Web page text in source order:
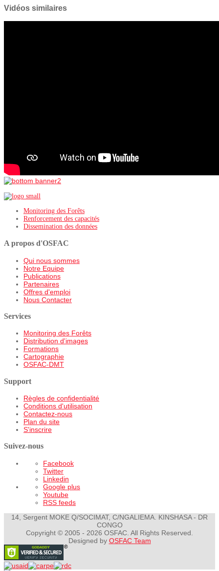
Vidéos similaires
Monitoring des Forêts
Renforcement des capacités
Dissemination des données
A propos d'OSFAC
Qui nous sommes
Notre Equipe
Publications
Partenaires
Offres d'emploi
Nous Contacter
Services
Monitoring des Forêts
Distribution d'images
Formations
Cartographie
OSFAC-DMT
Support
Règles de confidentialité
Conditions d'utilisation
Contactez-nous
Plan du site
S'inscrire
Suivez-nous
Facebook
Twitter
Linkedin
Google plus
Youtube
RSS feeds
14, Sergent MOKE Q/SOCIMAT, C/NGALIEMA. KINSHASA - DR
CONGO
Copyright © 2005 - 2026 OSFAC. All Rights Reserved.
Designed by OSFAC Team